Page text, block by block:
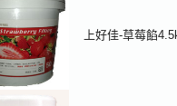
上好佳-草莓餡